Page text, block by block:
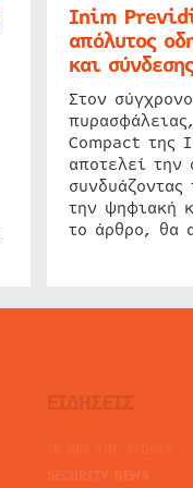
Inim
απόλυτος
και
Στον
Compact
αποτελεί την
την ψηφιακή
το άρθρο, θα
ΕΙΔΗΣΕΙΣ